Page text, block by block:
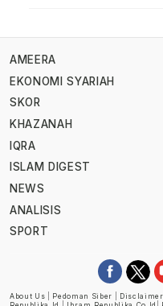
AMEERA
EKONOMI SYARIAH
SKOR
KHAZANAH
IQRA
ISLAM DIGEST
NEWS
ANALISIS
SPORT
About Us Pedoman Siber
Disclaimer